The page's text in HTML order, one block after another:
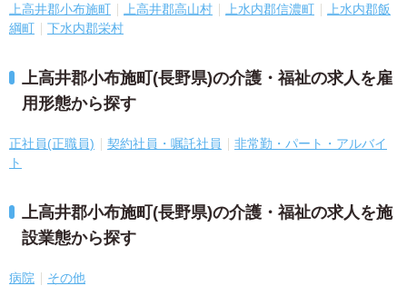
上高井郡小布施町
上高井郡高山村 上水内郡信濃町
上水内郡飯
綱町
下水内郡栄村
上高井郡小布施町(長野県)の介護・福祉の求人を雇
用形態から探す
正社員(正職員) 契約社員・嘱託社員
非常勤・パート・アルバイ
ト
上高井郡小布施町(長野県)の介護・福祉の求人を施
設業態から探す
病院 その他